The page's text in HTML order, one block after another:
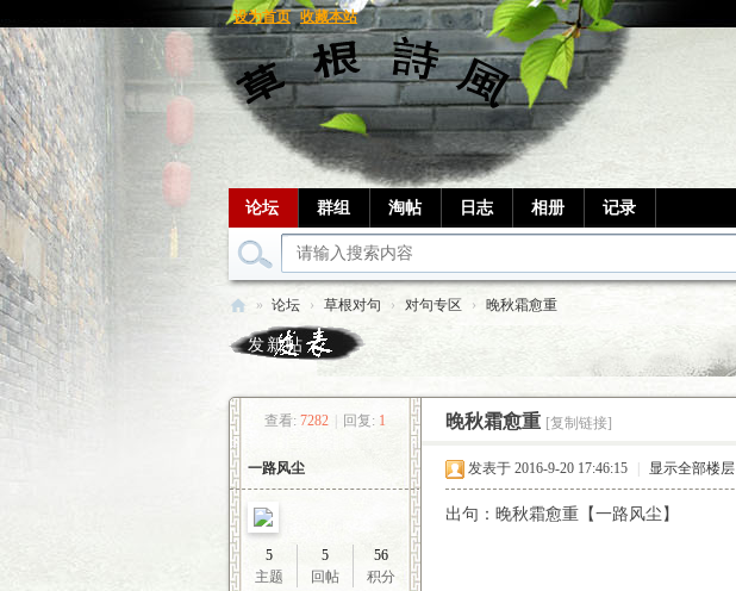
设为首页 收藏本站
论坛 群组 淘帖 日志 相册 记录
草
笔
记
» 论坛 › 草根对句 › 对句专区 › 晚秋霜愈重
发新帖
查看: 7282 回复: 1 晚秋霜愈重 [复制链接]
一路风尘
5
主题
5
回帖
56
积分
发表于 2016-9-20 17:46:15 显示全部楼层
出句：晚秋霜愈重【一路风尘】